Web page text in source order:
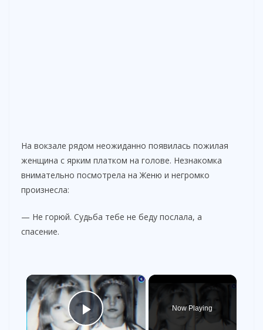
На вокзале рядом неожиданно появилась пожилая
женщина с ярким платком на голове. Незнакомка
внимательно посмотрела на Женю и негромко
произнесла:
— Не горюй. Судьба тебе не беду послала, а
спасение.
×
Play Video
Now Playing